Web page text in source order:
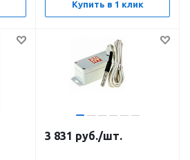
Купить в 1 клик
3 831 руб./шт.